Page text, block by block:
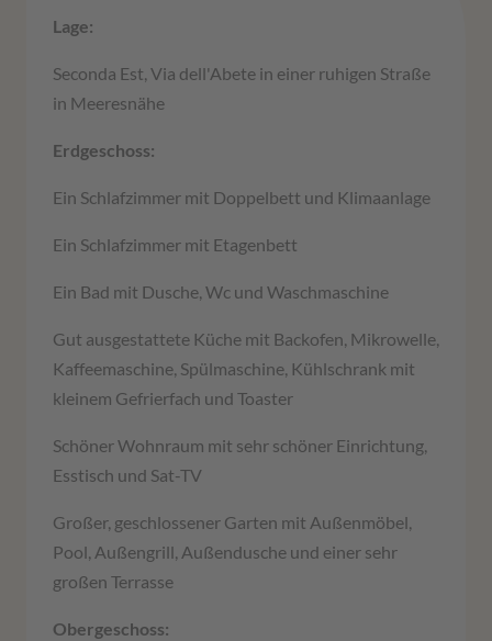
Lage:
Seconda Est, Via dell'Abete in einer ruhigen Straße
in Meeresnähe
Erdgeschoss:
Ein Schlafzimmer mit Doppelbett und Klimaanlage
Ein Schlafzimmer mit Etagenbett
Ein Bad mit Dusche, Wc und Waschmaschine
Gut ausgestattete Küche mit Backofen, Mikrowelle,
Kaffeemaschine, Spülmaschine, Kühlschrank mit
kleinem Gefrierfach und Toaster
Schöner Wohnraum mit sehr schöner Einrichtung,
Esstisch und Sat-TV
Großer, geschlossener Garten mit Außenmöbel,
Pool, Außengrill, Außendusche und einer sehr
großen Terrasse
Obergeschoss: